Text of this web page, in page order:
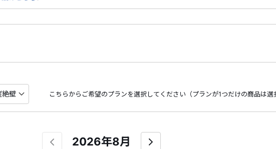
こちらからご希望のプランを選択してください（プランが1つだけの商品は選
2026年8月